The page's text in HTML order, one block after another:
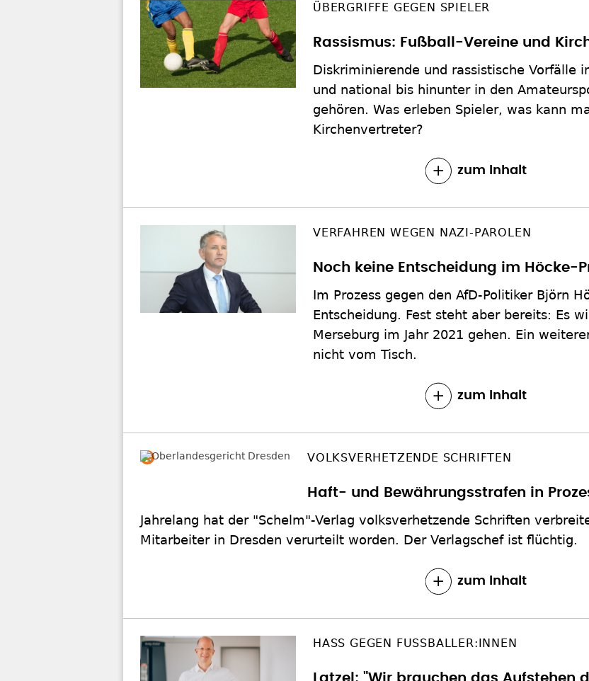
ÜBERGRIFFE GEGEN SPIELER
Rassismus: Fußball-Vereine und
Diskriminierende und rassistische Vorfälle
und national bis hinunter in den
gehören. Was erleben Spieler, was kann
Kirchenvertreter?
zum Inhalt
VERFAHREN WEGEN NAZI-PAROLEN
Noch keine Entscheidung im Höcke-
Im Prozess gegen den AfD-Politiker Björn
Entscheidung. Fest steht aber bereits: Es
Merseburg im Jahr 2021 gehen. Ein
nicht vom Tisch.
zum Inhalt
VOLKSVERHETZENDE SCHRIFTEN
Haft- und Bewährungsstrafen in
Jahrelang hat der "Schelm"-Verlag volksverhetzende Schriften
Mitarbeiter in Dresden verurteilt worden. Der Verlagschef ist flüchtig.
zum Inhalt
HASS GEGEN FUSSBALLER:INNEN